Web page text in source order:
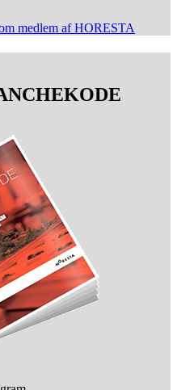
medlem af HORESTA